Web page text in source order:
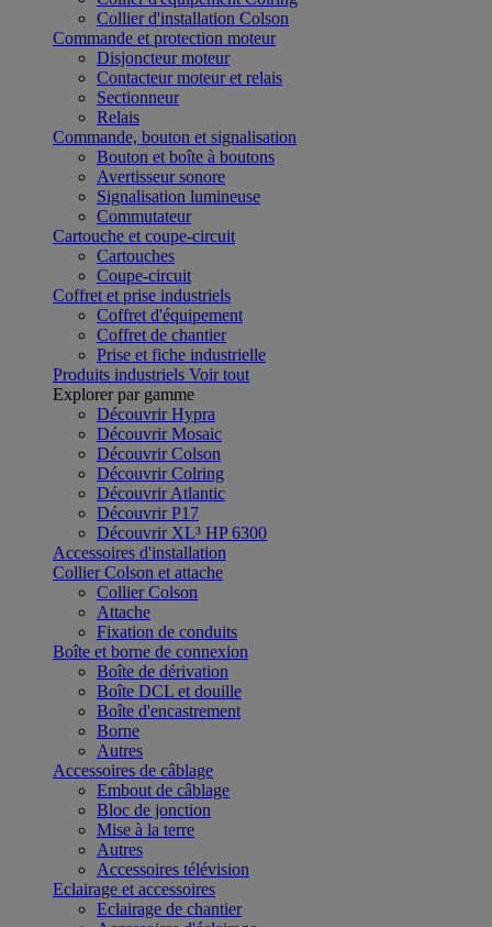
Collier d'installation Colson
Commande et protection moteur
Disjoncteur moteur
Contacteur moteur et relais
Sectionneur
Relais
Commande, bouton et signalisation
Bouton et boîte à boutons
Avertisseur sonore
Signalisation lumineuse
Commutateur
Cartouche et coupe-circuit
Cartouches
Coupe-circuit
Coffret et prise industriels
Coffret d'équipement
Coffret de chantier
Prise et fiche industrielle
Produits industriels Voir tout
Explorer par gamme
Découvrir Hypra
Découvrir Mosaic
Découvrir Colson
Découvrir Colring
Découvrir Atlantic
Découvrir P17
Découvrir XL³ HP 6300
Accessoires d'installation
Collier Colson et attache
Collier Colson
Attache
Fixation de conduits
Boîte et borne de connexion
Boîte de dérivation
Boîte DCL et douille
Boîte d'encastrement
Borne
Autres
Accessoires de câblage
Embout de câblage
Bloc de jonction
Mise à la terre
Autres
Accessoires télévision
Eclairage et accessoires
Eclairage de chantier